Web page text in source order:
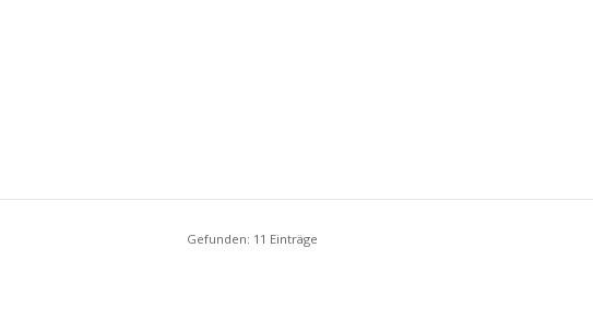
Gefunden: 11 Einträge